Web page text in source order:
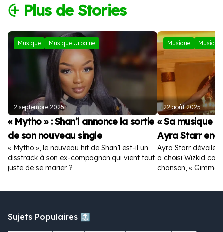
⨭ Plus de Stories
Musique Musique Urbaine
2 septembre 2025
« Mytho » : Shan’l annonce la sortie
de son nouveau single
« Mytho », le nouveau hit de Shan’l est-il un
disstrack à son ex-compagnon qui vient tout
juste de se marier ?
Musique
22 août 2025
« Sa musique
Ayra Starr
Ayra Starr dévoile
a choisi Wizkid
chanson, « Gimme
Sujets Populaires 🔝